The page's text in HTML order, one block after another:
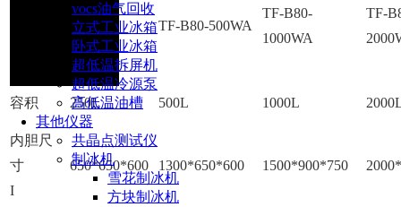
vocs油气回收
立式工业冰箱
卧式工业冰箱
超低温拆屏机
超低温冷源泵
高低温油槽
其他仪器
共晶点测试仪
制冰机
雪花制冰机
方块制冰机
TF-B80-
250WA
TF-B80-500WA
TF-B80-
1000WA
TF-
容积 250L 500L 1000L
内胆尺
寸
I
650*650*600 1300*650*600 1500*900*750